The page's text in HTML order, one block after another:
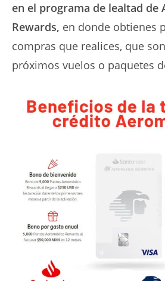
en el programa de lealtad de
Rewards, en donde obtienes
compras que realices, que
próximos vuelos o paquetes